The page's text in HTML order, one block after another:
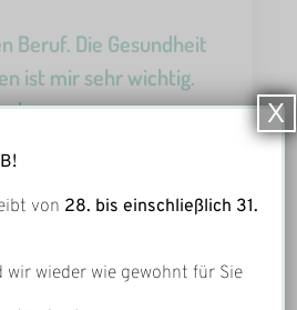
Beruf. Die Gesundheit
ist mir sehr wichtig.
wenn unsere
verlassen.“
von 28. bis einschließlich 31.
wir wieder wie gewohnt für Sie
X